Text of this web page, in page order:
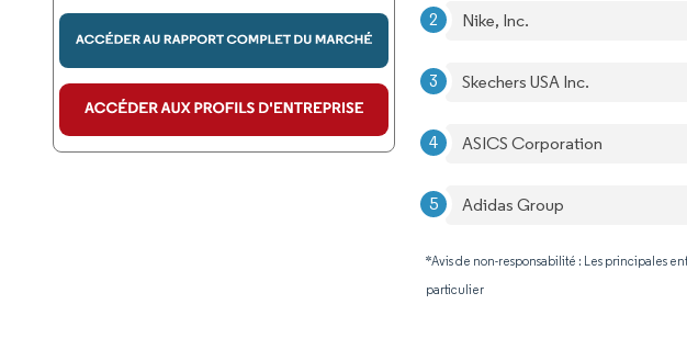
Nike, Inc.
Skechers USA Inc.
ASICS Corporation
Adidas Group
*Avis de non-responsabilité : Les principales
particulier